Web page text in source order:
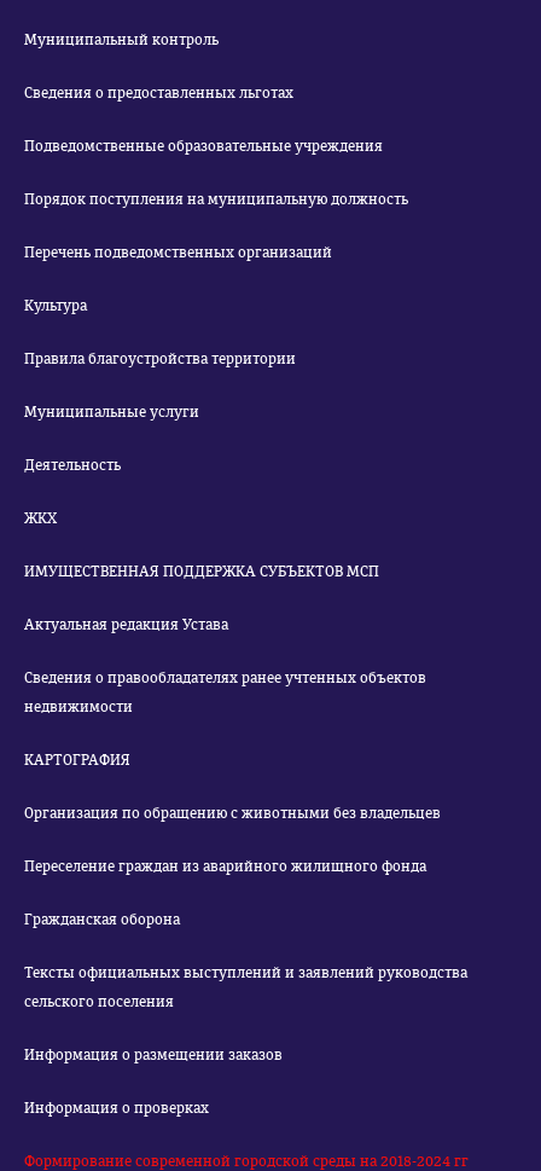
Муниципальный контроль
Сведения о предоставленных льготах
Подведомственные образовательные учреждения
Порядок поступления на муниципальную должность
Перечень подведомственных организаций
Культура
Правила благоустройства территории
Муниципальные услуги
Деятельность
ЖКХ
ИМУЩЕСТВЕННАЯ ПОДДЕРЖКА СУБЪЕКТОВ МСП
Актуальная редакция Устава
Сведения о правообладателях ранее учтенных объектов
недвижимости
КАРТОГРАФИЯ
Организация по обращению с животными без владельцев
Переселение граждан из аварийного жилищного фонда
Гражданская оборона
Тексты официальных выступлений и заявлений руководства
сельского поселения
Информация о размещении заказов
Информация о проверках
Формирование современной городской среды на 2018-2024 гг